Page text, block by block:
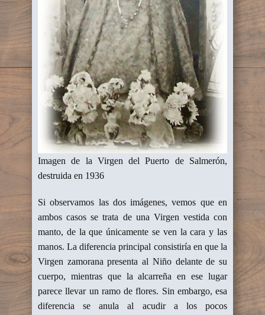
Imagen de la Virgen del Puerto de Salmerón,
destruida en 1936
Si observamos las dos imágenes, vemos que en
ambos casos se trata de una Virgen vestida con
manto, de la que únicamente se ven la cara y las
manos. La diferencia principal consistiría en que la
Virgen zamorana presenta al Niño delante de su
cuerpo, mientras que la alcarreña en ese lugar
parece llevar un ramo de flores. Sin embargo, esa
diferencia se anula al acudir a los pocos